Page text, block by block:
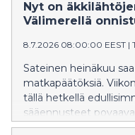
Nyt on
Välimerellä
8.7.2026 08:00:00 EEST |
Sateinen heinäkuu
matkapäätöksiä.
tällä hetkellä
sääennusteet
lomasesonkia, yhä